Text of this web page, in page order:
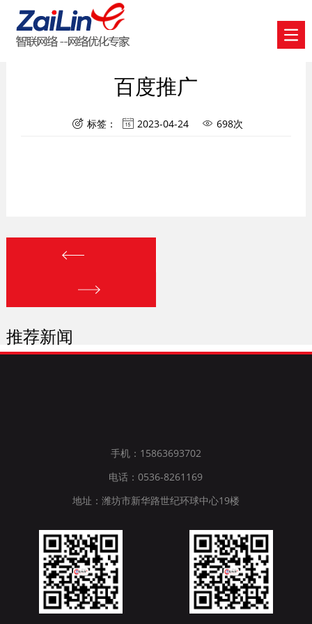
百度推广
 标签：  2023-04-24  698次
推荐新闻
手机：15863693702
电话：0536-8261169
地址：潍坊市新华路世纪环球中心19楼